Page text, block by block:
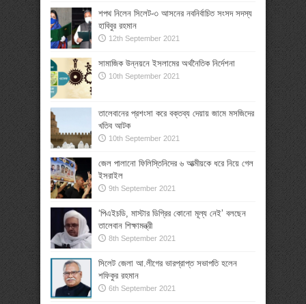
শপথ নিলেন সিলেট-৩ আসনের নবনির্বাচিত সংসদ সদস্য
হাবিবুর রহমান
12th September 2021
সামাজিক উন্নয়নে ইসলামের অর্থনৈতিক নির্দেশনা
10th September 2021
তালেবানের প্রশংসা করে বক্তব্য দেয়ায় জামে মসজিদের
খতিব আটক
10th September 2021
জেল পালানো ফিলিস্তিনিদের ৬ আত্মীয়কে ধরে নিয়ে গেল
ইসরাইল
9th September 2021
‘পিএইচডি, মাস্টার ডিগ্রির কোনো মূল্য নেই’ বলছেন
তালেবান শিক্ষামন্ত্রী
8th September 2021
সিলেট জেলা আ.লীগের ভারপ্রাপ্ত সভাপতি হলেন
শফিকুর রহমান
6th September 2021